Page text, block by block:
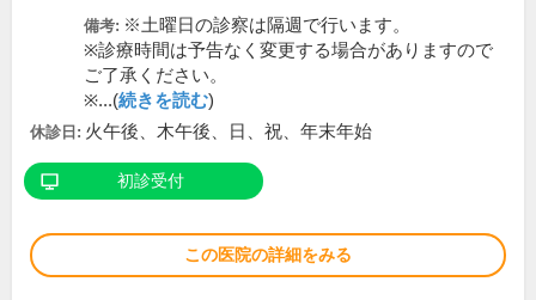
備考: ※土曜日の診察は隔週で行います。
※診療時間は予告なく変更する場合がありますので
ご了承ください。
※...(続きを読む)
休診日: 火午後、木午後、日、祝、年末年始
初診受付
この医院の詳細をみる